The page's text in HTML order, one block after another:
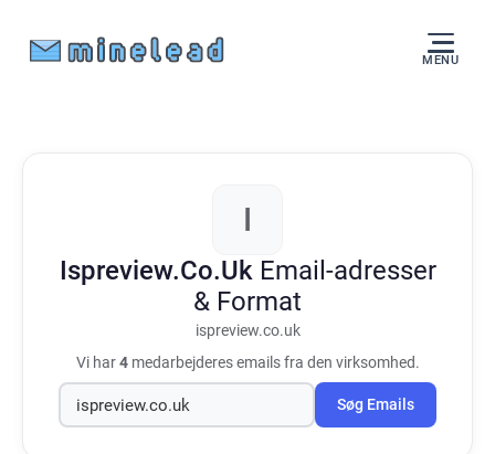
MENU
I
Ispreview.Co.Uk Email-adresser
& Format
ispreview.co.uk
Vi har4medarbejderes emails fra den virksomhed.
Søg Emails